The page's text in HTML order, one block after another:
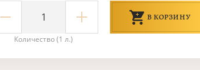
Количество (1 л.)
В КОРЗИНУ